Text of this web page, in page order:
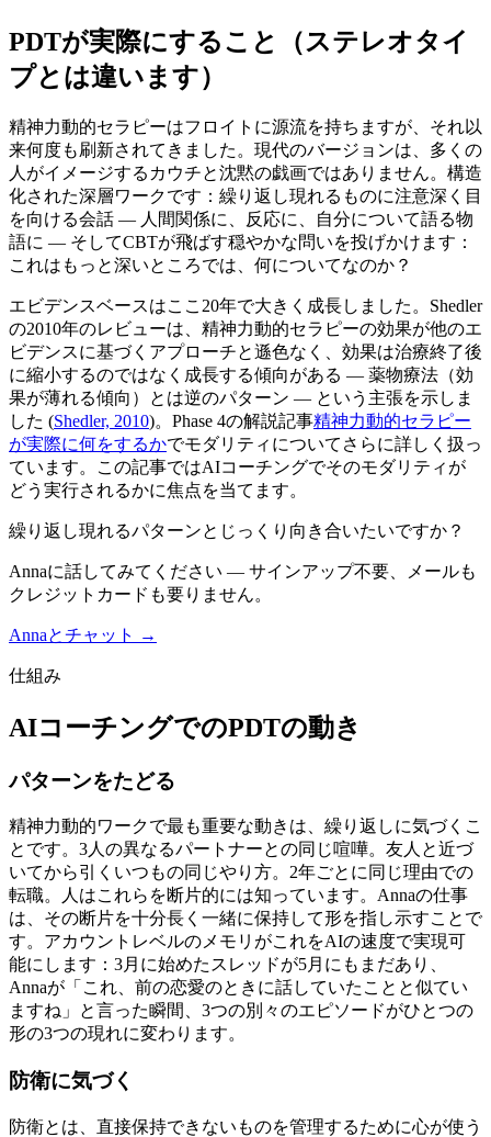
PDTが実際にすること（ステレオタイ
プとは違います）
精神力動的セラピーはフロイトに源流を持ちますが、それ以
来何度も刷新されてきました。現代のバージョンは、多くの
人がイメージするカウチと沈黙の戯画ではありません。構造
化された深層ワークです：繰り返し現れるものに注意深く目
を向ける会話 — 人間関係に、反応に、自分について語る物
語に — そしてCBTが飛ばす穏やかな問いを投げかけます：
これはもっと深いところでは、何についてなのか？
エビデンスベースはここ20年で大きく成長しました。Shedler
の2010年のレビューは、精神力動的セラピーの効果が他のエ
ビデンスに基づくアプローチと遜色なく、効果は治療終了後
に縮小するのではなく成長する傾向がある — 薬物療法（効
果が薄れる傾向）とは逆のパターン — という主張を示しま
した (Shedler, 2010)。Phase 4の解説記事精神力動的セラピー
が実際に何をするかでモダリティについてさらに詳しく扱っ
ています。この記事ではAIコーチングでそのモダリティが
どう実行されるかに焦点を当てます。
繰り返し現れるパターンとじっくり向き合いたいですか？
Annaに話してみてください — サインアップ不要、メールも
クレジットカードも要りません。
Annaとチャット →
仕組み
AIコーチングでのPDTの動き
パターンをたどる
精神力動的ワークで最も重要な動きは、繰り返しに気づくこ
とです。3人の異なるパートナーとの同じ喧嘩。友人と近づ
いてから引くいつもの同じやり方。2年ごとに同じ理由での
転職。人はこれらを断片的には知っています。Annaの仕事
は、その断片を十分長く一緒に保持して形を指し示すことで
す。アカウントレベルのメモリがこれをAIの速度で実現可
能にします：3月に始めたスレッドが5月にもまだあり、
Annaが「これ、前の恋愛のときに話していたことと似てい
ますね」と言った瞬間、3つの別々のエピソードがひとつの
形の3つの現れに変わります。
防衛に気づく
防衛とは、直接保持できないものを管理するために心が使う